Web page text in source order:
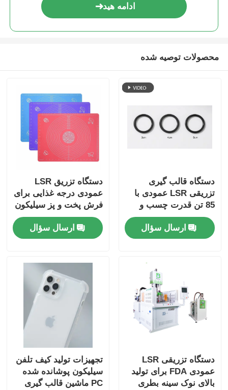
ادامه هید
محصولات توصیه شده
دستگاه قالب گیری
تزریقی LSR عمودی با
85 تن قدرت چسب و
میز دوجددی عمودی با
سیستم موتور سرو با
عملکرد بالا
ارسال سؤال
دستگاه تزریق LSR
عمودی درجه غذایی برای
فرش پخت و پز سیلیکون
ارسال سؤال
دستگاه تزریقی LSR
عمودی FDA برای تولید
بالای نوک سینه بطری
تجهیزات تولید کیف تلفن
سیلیکون پوشانده شده
PC ماشین قالب گیری